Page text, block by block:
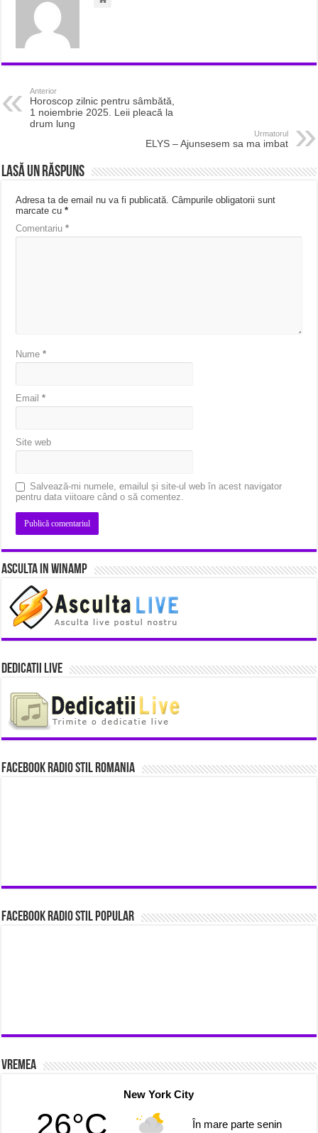
Anterior
Horoscop zilnic pentru sâmbătă,
1 noiembrie 2025. Leii pleacă la
drum lung
Urmatorul
ELYS – Ajunsesem sa ma imbat
Lasă un răspuns
Adresa ta de email nu va fi publicată. Câmpurile obligatorii sunt
marcate cu*
Comentariu*
Nume*
Email*
Site web
Salvează-mi numele, emailul și site-ul web în acest navigator
pentru data viitoare când o să comentez.
Asculta in Winamp
Dedicatii Live
Facebook Radio Stil Romania
Facebook Radio Stil Popular
Vremea
New York City
26°C În mare parte senin